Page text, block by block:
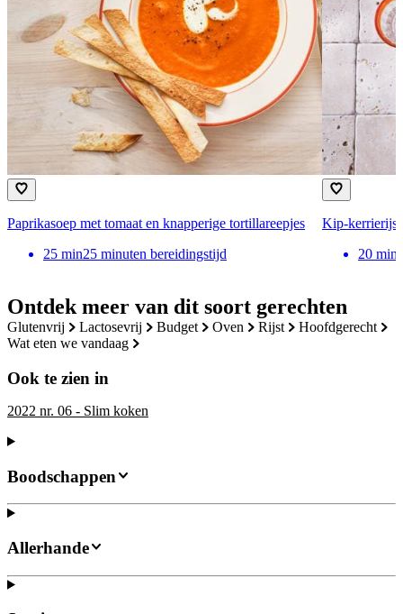
Ontdek meer van dit soort gerechten
glutenvrij lactosevrij budget oven rijst
hoofdgerecht
wat eten we vandaag
Ook te zien in
2022 nr. 06 - Slim koken
Paprikasoep met tomaat en knapperige tortillareepjes
25 min25 minuten bereidingstijd
Kip-
20 min
Boodschappen
Allerhande